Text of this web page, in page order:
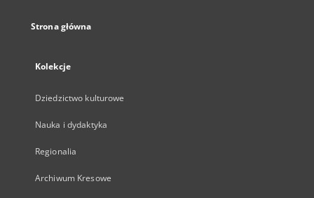
Strona główna
Kolekcje
Dziedzictwo kulturowe
Nauka i dydaktyka
Regionalia
Archiwum Kresowe